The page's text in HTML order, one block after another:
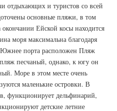
отдыхающих и туристов со всей
основные пляжи, в том
Ейской косы находится
моря максимальна благодаря
порта расположен Пляж
песчаный, однако, к югу он
Море в этом месте очень
маленькие островки. В
функционирует дельфинарий,
детские летние